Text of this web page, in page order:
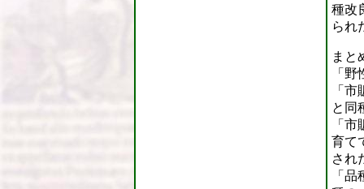
種改
られ
まと
「
「
と同
「
育て
され
「